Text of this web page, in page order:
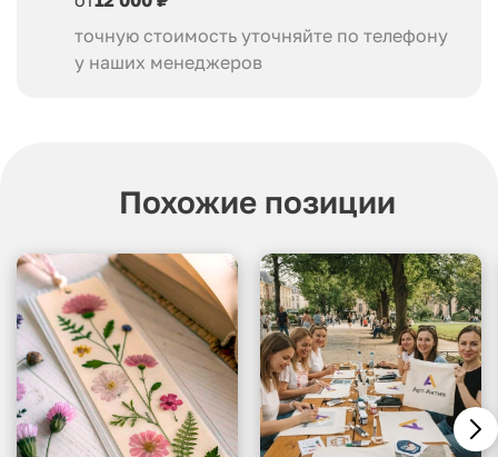
точную стоимость уточняйте по телефону
у наших менеджеров
Похожие позиции